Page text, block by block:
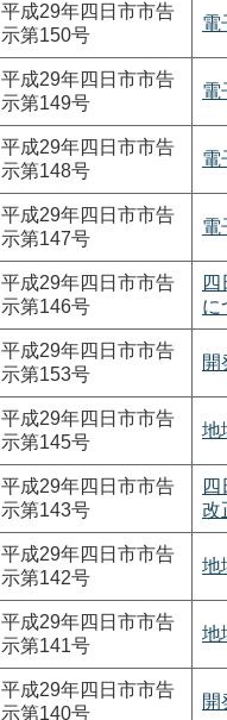
平成29年四日市市告
示第150号
電
平成29年四日市市告
示第149号
電
平成29年四日市市告
示第148号
電
平成29年四日市市告
示第147号
電
平成29年四日市市告
示第146号
に
平成29年四日市市告
示第153号
開
平成29年四日市市告
示第145号
地
平成29年四日市市告
示第143号
改
平成29年四日市市告
示第142号
地
平成29年四日市市告
示第141号
地
平成29年四日市市告
示第140号
開